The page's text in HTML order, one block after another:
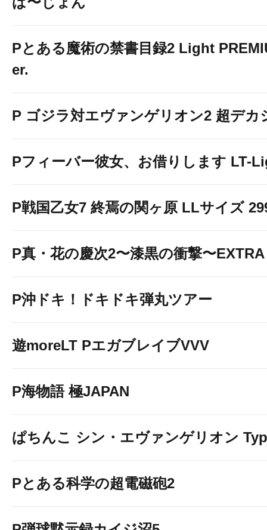
Pとある魔術の禁書目録2 Light
er.
P ゴジラ対エヴァンゲリオン2 超デカ
Pフィーバー彼女、お借りします LT-
P戦国乙女7 終焉の関ヶ原 LLサイズ
P真・花の慶次2〜漆黒の衝撃〜
P沖ドキ！ドキドキ弾丸ツアー
遊moreLT PエガブレイブVVV
P海物語 極JAPAN
ぱちんこ シン・エヴァンゲリオン
Pとある科学の超電磁砲2